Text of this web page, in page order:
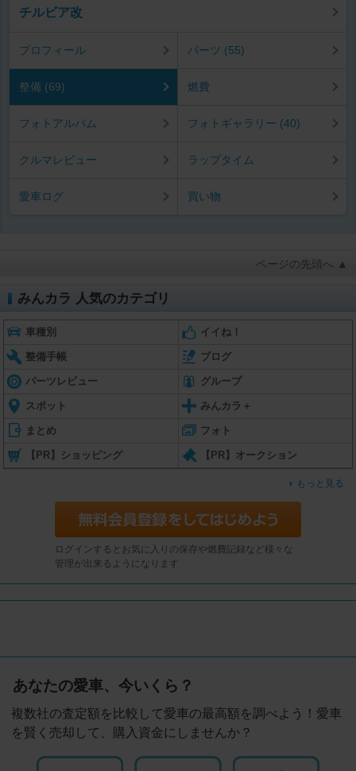
チルビア改
プロフィール パーツ (55)
整備 (69) 燃費
フォトアルバム フォトギャラリー (40)
クルマレビュー ラップタイム
愛車ログ 買い物
ページの先頭へ ▲
みんカラ 人気のカテゴリ
車種別 イイね！
整備手帳 ブログ
パーツレビュー グループ
スポット みんカラ＋
まとめ フォト
【PR】ショッピング 【PR】オークション
もっと見る
ログインするとお気に入りの保存や燃費記録など様々な
管理が出来るようになります
あなたの愛車、今いくら？
複数社の査定額を比較して愛車の最高額を調べよう！愛車
を賢く売却して、購入資金にしませんか？